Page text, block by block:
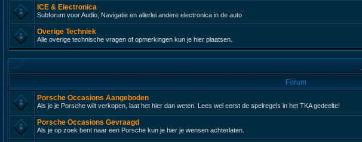
ICE & Electronica
Subforum voor Audio, Navigatie en allerlei andere electronica in de auto
Overige Techniek
Alle overige technische vragen of opmerkingen kun je hier plaatsen.
Forum
Porsche Occasions Aangeboden
Als je je Porsche wilt verkopen, laat het hier dan weten. Lees wel eerst de spelregels in het TKA gedeelte!
Porsche Occasions Gevraagd
Als je op zoek bent naar een Porsche kun je hier je wensen achterlaten.